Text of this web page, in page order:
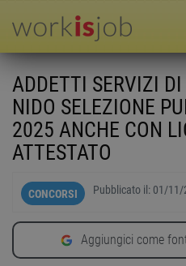
ADDETTI SERVIZI
NIDO SELEZIONE
2025 ANCHE CON
ATTESTATO
CONCORSI Pubblicato il: 01/11/
Aggiungici come